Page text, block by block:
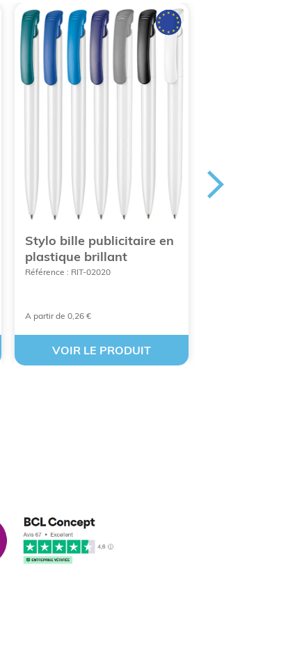
Stylo bille publicitaire en
plastique brillant
Référence : RIT-02020
A partir de 0,26 €
VOIR LE PRODUIT